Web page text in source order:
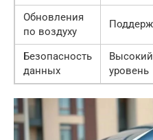
Обновления
по воздуху
Безопасность
данных
Высокий
уровень